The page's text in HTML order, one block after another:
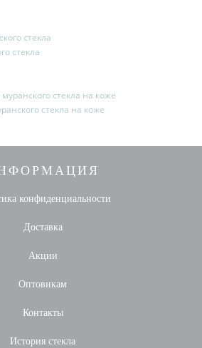
стекла
стекла на коже
конфиденциальности
Доставка
Акции
Оптовикам
Контакты
История стекла